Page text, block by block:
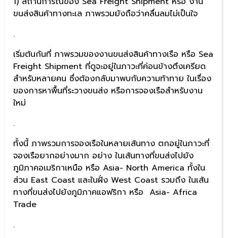
ขนส่งสินค้าทางทะเล ภาพรวมยังถือว่าคลื่นลมไม่เป็นใจ
.
เริ่มต้นกันที่ ภาพรวมของงานขนส่งสินค้าทางเรือ หรือ Sea
Freight Shipment ที่ดูจะอยู่ในภาวะที่ค่อนข้างตึงเครียด
สำหรับหลายคน ซึ่งต้องกลับมาพบกับความท้าทาย ในเรื่อง
ของการหาพื้นที่ระวางขนส่ง หรือการจองเรือสำหรับงาน
ใหม่
.
ทั้งนี้ ภาพรวมการจองเรือในหลายเส้นทาง ตกอยู่ในภาวะที่
จองเรือยากอย่างมาก อย่าง ในเส้นทางที่ขนส่งไปยัง
ภูมิภาคอเมริกาเหนือ หรือ Asia- North America ทั้งใน
ส่วน East Coast และในฝั่ง West Coast รวมถึง ในเส้น
ทางที่ขนส่งไปยังภูมิภาคแอฟริกา หรือ Asia- Africa
Trade
.